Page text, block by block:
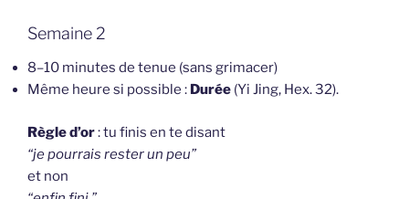
Semaine 2
8–10 minutes de tenue (sans grimacer)
Même heure si possible : Durée (Yi Jing, Hex. 32).
Règle d’or: tu finis en te disant
“je pourrais rester un peu”
et non